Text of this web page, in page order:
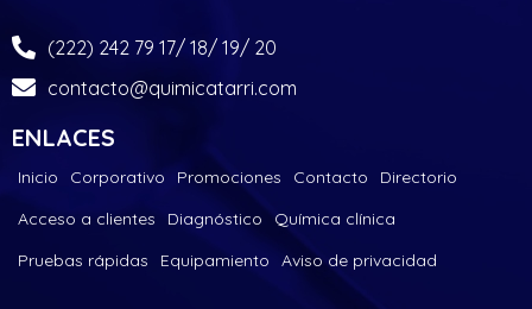
(222) 242 79 17/ 18/ 19/ 20
contacto@quimicatarri.com
ENLACES
Inicio Corporativo Promociones Contacto
Directorio
Acceso a clientes
Diagnóstico
Química clínica
Pruebas rápidas
Equipamiento Aviso de privacidad